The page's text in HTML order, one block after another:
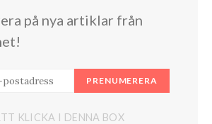
på nya artiklar från
PRENUMERERA
KLICKA I DENNA BOX